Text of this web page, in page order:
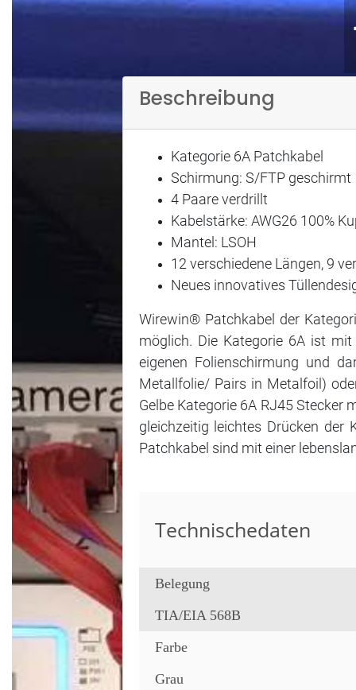
Beschreibung
Kategorie 6A Patchkabel
Schirmung: S/FTP geschirmt
4 Paare verdrillt
Kabelstärke: AWG26 100%
Mantel: LSOH
12 verschiedene Längen, 9
Neues innovatives
Wirewin® Patchkabel der
möglich. Die Kategorie 6A ist
eigenen Folienschirmung und
Metallfolie/ Pairs in Metalfoil)
Gelbe Kategorie 6A RJ45
gleichzeitig leichtes Drücken der
Patchkabel sind mit einer
Technischedaten
Belegung
TIA/EIA 568B
Farbe
Grau